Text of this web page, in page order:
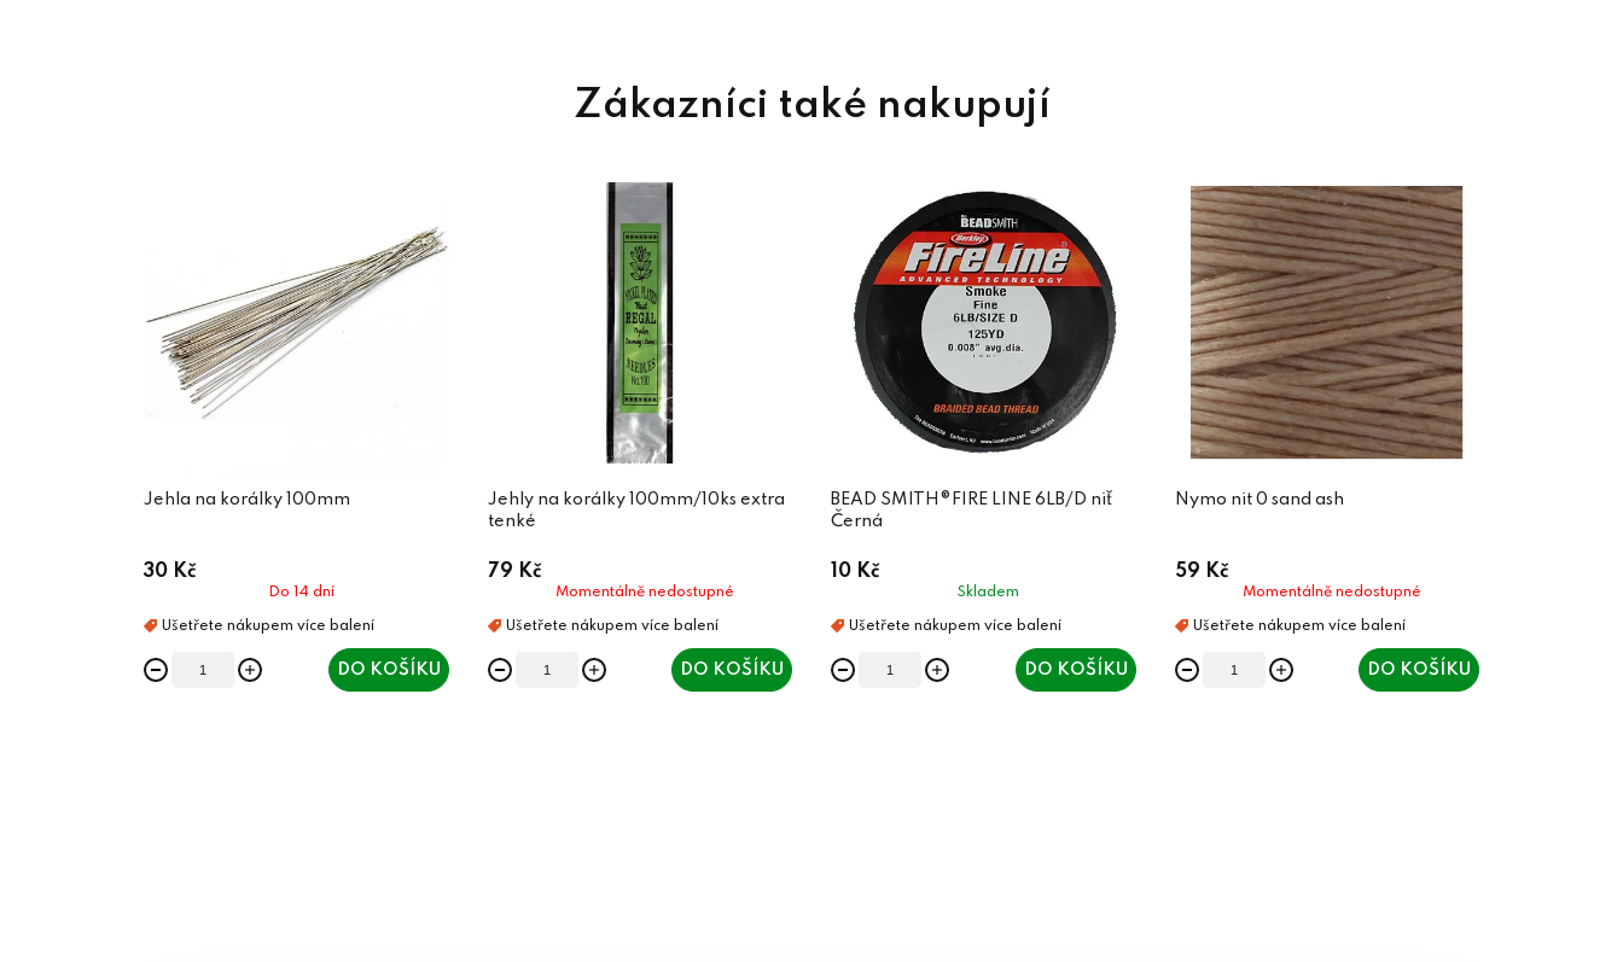
Jehla na korálky 100mm
30 Kč
Do 14 dní
DO KOŠÍKU
Jehly na korálky 100mm/10ks extra
tenké
79 Kč
Momentálně nedostupné
DO KOŠÍKU
BEAD SMITH®FIRE LINE 6LB/D niť
Černá
10 Kč
Skladem
DO KOŠÍKU
Nymo nit 0 sand ash
59 Kč
Momentálně nedostupné
DO KOŠÍKU